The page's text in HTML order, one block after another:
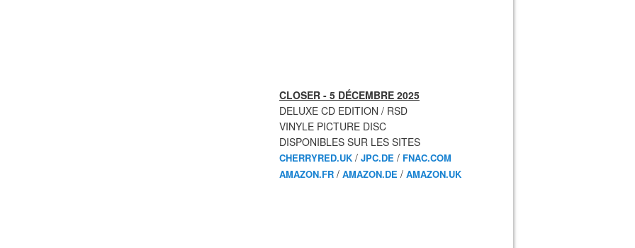
CLOSER - 5 DÉCEMBRE 2025
DELUXE CD EDITION / RSD
VINYLE PICTURE DISC
DISPONIBLES SUR LES SITES
CHERRYRED.UK / JPC.DE / FNAC.COM
AMAZON.FR / AMAZON.DE / AMAZON.UK